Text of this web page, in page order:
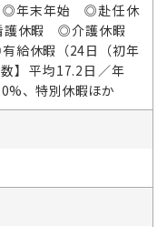
年末年始 ◎赴任休
休暇 ◎介護休暇
休暇（24日（初年
】平均17.2日／年
、特別休暇ほか